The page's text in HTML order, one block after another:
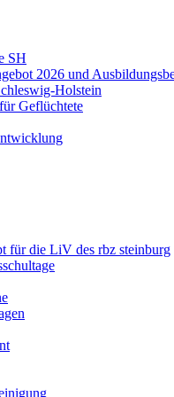
SH
2026 und
Holstein
Geflüchtete
für die LiV des rbz steinburg